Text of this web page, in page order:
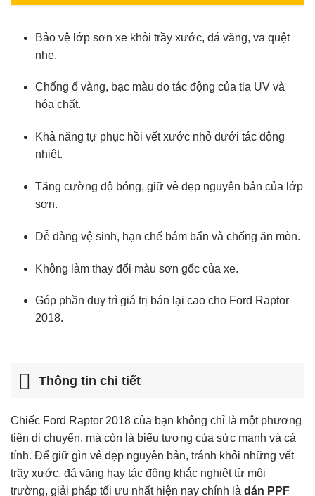
Bảo vệ lớp sơn xe khỏi trầy xước, đá văng, va quệt
nhẹ.
Chống ố vàng, bạc màu do tác động của tia UV và
hóa chất.
Khả năng tự phục hồi vết xước nhỏ dưới tác động
nhiệt.
Tăng cường độ bóng, giữ vẻ đẹp nguyên bản của lớp
sơn.
Dễ dàng vệ sinh, hạn chế bám bẩn và chống ăn mòn.
Không làm thay đổi màu sơn gốc của xe.
Góp phần duy trì giá trị bán lại cao cho Ford Raptor
2018.
Thông tin chi tiết
Chiếc Ford Raptor 2018 của bạn không chỉ là một phương
tiện di chuyển, mà còn là biểu tượng của sức mạnh và cá
tính. Để giữ gìn vẻ đẹp nguyên bản, tránh khỏi những vết
trầy xước, đá văng hay tác động khắc nghiệt từ môi
trường, giải pháp tối ưu nhất hiện nay chính là dán PPF